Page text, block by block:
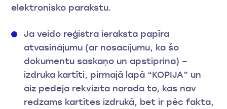
elektronisko parakstu.
Ja veido reģistra ieraksta papīra
atvasinājumu (ar nosacījumu, ka šo
dokumentu saskaņo un apstiprina) –
izdruka kartīti, pirmajā lapā “KOPIJA” un
aiz pēdējā rekvizīta norāda to, kas nav
redzams kartītes izdrukā, bet ir pēc fakta,